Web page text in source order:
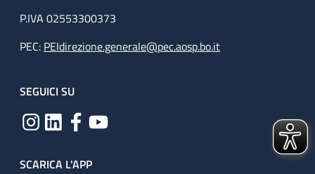
P.IVA 02553300373
PEC: PEIdirezione.generale@pec.aosp.bo.it
SEGUICI SU
SCARICA L'APP